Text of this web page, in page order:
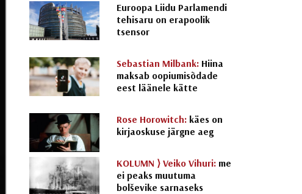
Euroopa Liidu Parlamendi
tehisaru on erapoolik
tsensor
Sebastian Milbank: Hiina
maksab oopiumisõdade
eest läänele kätte
Rose Horowitch: käes on
kirjaoskuse järgne aeg
KOLUMN ⟩ Veiko Vihuri: me
ei peaks muutuma
bolševike sarnaseks